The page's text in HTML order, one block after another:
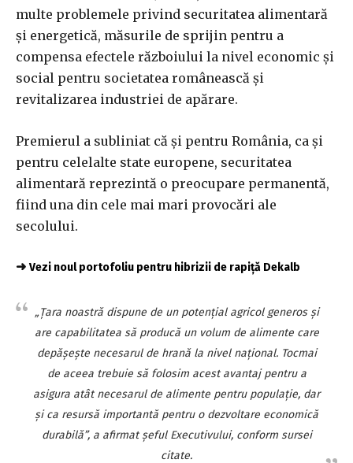
multe problemele privind securitatea alimentară
şi energetică, măsurile de sprijin pentru a
compensa efectele războiului la nivel economic şi
social pentru societatea românească şi
revitalizarea industriei de apărare.
Premierul a subliniat că şi pentru România, ca şi
pentru celelalte state europene, securitatea
alimentară reprezintă o preocupare permanentă,
fiind una din cele mai mari provocări ale
secolului.
➜ Vezi noul portofoliu pentru hibrizii de rapiță Dekalb
„Ţara noastră dispune de un potenţial agricol generos şi
are capabilitatea să producă un volum de alimente care
depăşeşte necesarul de hrană la nivel naţional. Tocmai
de aceea trebuie să folosim acest avantaj pentru a
asigura atât necesarul de alimente pentru populaţie, dar
şi ca resursă importantă pentru o dezvoltare economică
durabilă”, a afirmat şeful Executivului, conform sursei
citate.